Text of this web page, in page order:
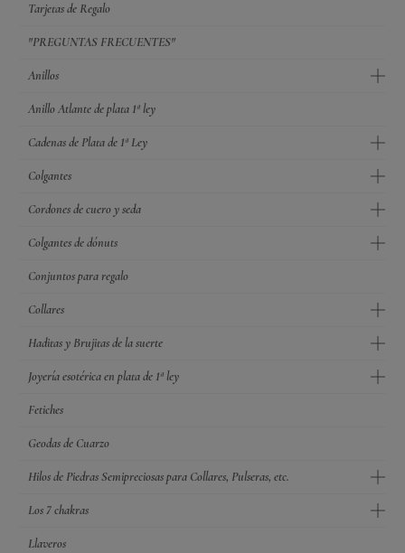
Tarjetas de Regalo
"PREGUNTAS FRECUENTES"
Anillos
Anillo Atlante de plata 1ª ley
Cadenas de Plata de 1ª Ley
Colgantes
Cordones de cuero y seda
Colgantes de dónuts
Conjuntos para regalo
Collares
Haditas y Brujitas de la suerte
Joyería esotérica en plata de 1ª ley
Fetiches
Geodas de Cuarzo
Hilos de Piedras Semipreciosas para Collares, Pulseras, etc.
Los 7 chakras
Llaveros